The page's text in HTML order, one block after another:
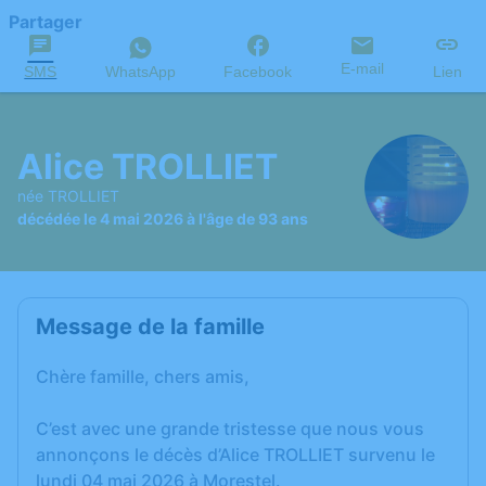
Partager
SMS WhatsApp Facebook E-mail Lien
Alice TROLLIET
née TROLLIET
décédée le 4 mai 2026 à l'âge de 93 ans
Message de la famille
Chère famille, chers amis,
C’est avec une grande tristesse que nous vous
annonçons le décès d’Alice TROLLIET survenu le
lundi 04 mai 2026 à Morestel.